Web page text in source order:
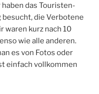
das Touristen-
die Verbotene
waren kurz nach 10
wie alle anderen.
es von Fotos oder
einfach vollkommen